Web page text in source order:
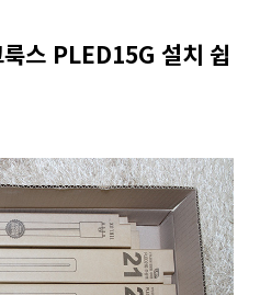
스 PLED15G 설치 쉽